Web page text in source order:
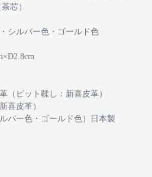
芯）
シルバー色・ゴールド色
（ピット鞣し：新喜皮革）
喜皮革）
バー色・ゴールド色）日本製